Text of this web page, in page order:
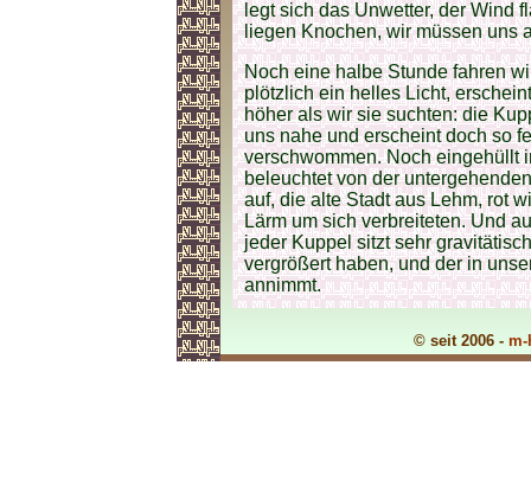
legt sich das Unwetter, der Wind
liegen Knochen, wir müssen uns
Noch eine halbe Stunde fahren
plötzlich ein helles Licht,
höher als wir sie suchten: die
uns nahe und erscheint doch so
verschwommen. Noch eingehüllt
beleuchtet von der
auf, die alte Stadt aus Lehm, rot
Lärm um sich verbreiteten. Und
jeder Kuppel sitzt sehr
vergrößert haben, und der in
annimmt.
© seit 2006 - m-